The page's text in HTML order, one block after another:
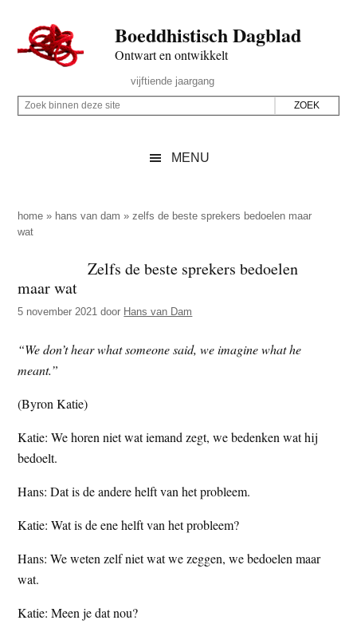
naar
de
inhoud
secondary
naar
de
sidebar
naar
de
Boeddhistisch Dagblad
Ontwart en ontwikkelt
Rechts
vijftiende jaargang
Z
p
d
z
e
i
t
e
Z
i
n
n
d
e
s
t
e
MENU
home » hans van dam »zelfs de beste sprekers bedoelen maar
wat
Zelfs de beste sprekers bedoelen
maar wat
5 november 2021 door Hans van Dam
“We don’t hear what someone said, we imagine what he
meant.”
(Byron Katie)
Katie: We horen niet wat iemand zegt, we bedenken wat hij
bedoelt.
Hans: Dat is de andere helft van het probleem.
Katie: Wat is de ene helft van het probleem?
Hans: We weten zelf niet wat we zeggen, we bedoelen maar
wat.
Katie: Meen je dat nou?